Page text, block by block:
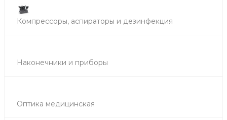
Компрессоры, аспираторы и дезинфекция
Наконечники и приборы
Оптика медицинская